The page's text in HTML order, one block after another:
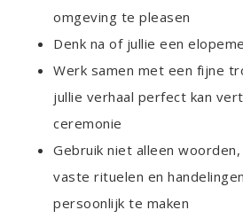
omgeving te pleasen
Denk na of jullie een
Werk samen met een fijne
jullie verhaal perfect kan
ceremonie
Gebruik niet alleen
vaste rituelen en
persoonlijk te maken